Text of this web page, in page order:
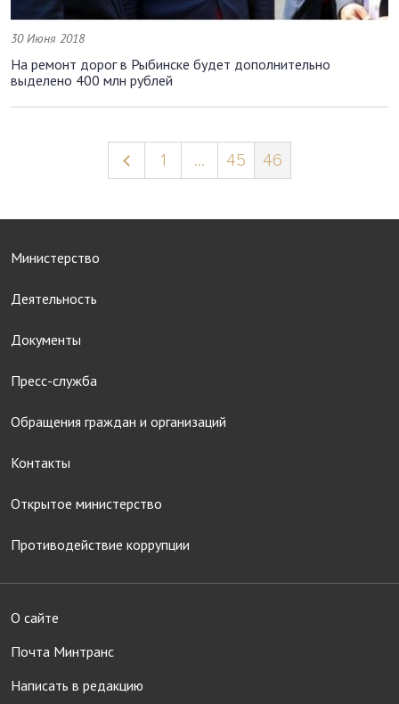
30 Июня 2018
На ремонт дорог в Рыбинске будет дополнительно
выделено 400 млн рублей
1 ... 45 46
Министерство
Деятельность
Документы
Пресс-служба
Обращения граждан и организаций
Контакты
Открытое министерство
Противодействие коррупции
О сайте
Почта Минтранс
Написать в редакцию